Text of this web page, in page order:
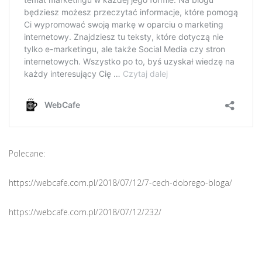
Polecane:
https://webcafe.com.pl/2018/07/12/7-cech-dobrego-bloga/
https://webcafe.com.pl/2018/07/12/232/